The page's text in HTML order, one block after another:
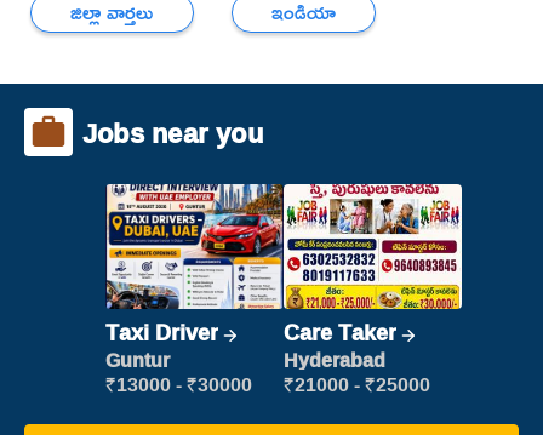
జిల్లా వార్తలు ఇండియా
Jobs near you
Taxi Driver
Guntur
₹13000 - ₹30000
Care Taker
Hyderabad
₹21000 - ₹25000